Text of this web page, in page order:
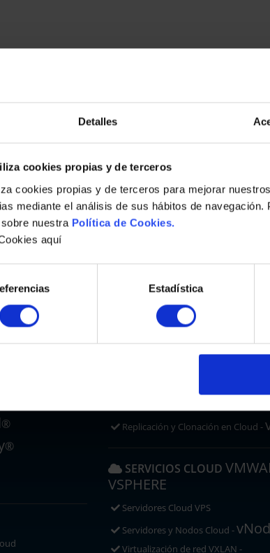
Detalles
cookies propias y de terceros
cookies propias y de terceros para mejorar
mediante el análisis de sus hábitos de navegación.
nuestra Política de Cookies.
aquí
Estadística
Imunify
®
®
CLOUD BACKUP
PROTECT
Cloud Backup VM
Cloud Backup PCs
Cloud Backup Correo
Cloud Backup Microsoft 365 y
Cloud Backup Google Workspace
REPLICACIÓN Y
Replicación y Clonación en Cloud -
SERVICIOS CLOUD
VSPHERE
Servidores Cloud VPS
Servidores y Nodos Cloud -
Virtualización de red VXLAN -